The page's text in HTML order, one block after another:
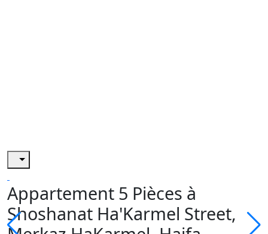
Appartement 5 Pièces à
Shoshanat Ha'Karmel Street,